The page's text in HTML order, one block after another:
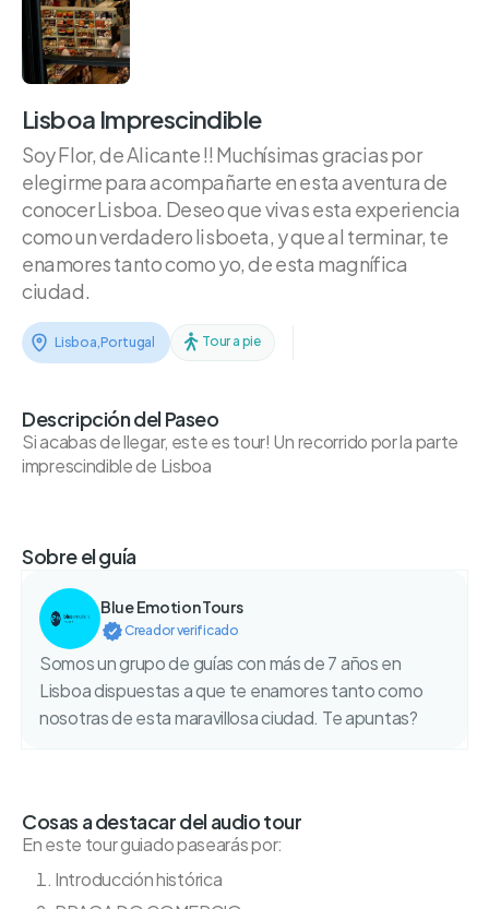
Lisboa Imprescindible
Soy Flor, de Alicante !! Muchísimas gracias por
elegirme para acompañarte en esta aventura de
conocer Lisboa. Deseo que vivas esta experiencia
como un verdadero lisboeta, y que al terminar, te
enamores tanto como yo, de esta magnífica
ciudad.
Lisboa Portugal Tour a pie
Descripción del Paseo
Si acabas de llegar, este es tour! Un recorrido por la parte
imprescindible de Lisboa
Sobre el guía
Blue Emotion Tours
Creador verificado
Somos un grupo de guías con más de 7 años en
Lisboa dispuestas a que te enamores tanto como
nosotras de esta maravillosa ciudad. Te apuntas?
Cosas a destacar del audio tour
En este tour guiado pasearás por:
Introducción histórica